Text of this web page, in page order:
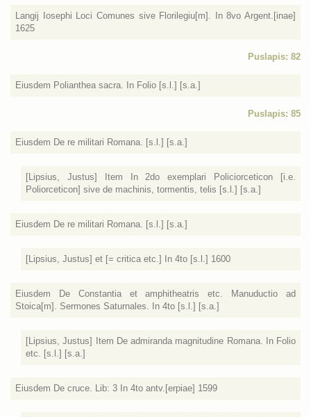
Langij Iosephi Loci Comunes sive Florilegiu[m]. In 8vo Argent.[inae]
1625
Puslapis: 82
Eiusdem Polianthea sacra. In Folio [s.l.] [s.a.]
Puslapis: 85
Eiusdem De re militari Romana. [s.l.] [s.a.]
[Lipsius, Justus] Item In 2do exemplari Policiorceticon [i.e.
Poliorceticon] sive de machinis, tormentis, telis [s.l.] [s.a.]
Eiusdem De re militari Romana. [s.l.] [s.a.]
[Lipsius, Justus] et [= critica etc.] In 4to [s.l.] 1600
Eiusdem De Constantia et amphitheatris etc. Manuductio ad
Stoica[m]. Sermones Saturnales. In 4to [s.l.] [s.a.]
[Lipsius, Justus] Item De admiranda magnitudine Romana. In Folio
etc. [s.l.] [s.a.]
Eiusdem De cruce. Lib: 3 In 4to antv.[erpiae] 1599